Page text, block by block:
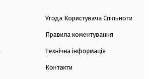
Угода Користувача Спільноти
Правила коментування
Технічна інформація
Контакти